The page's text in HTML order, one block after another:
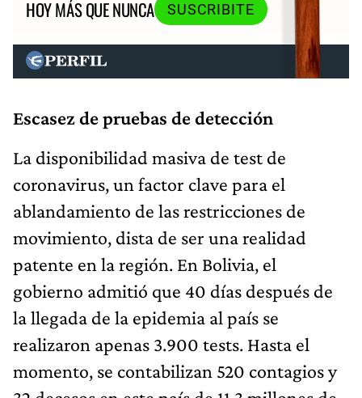
HOY MÁS QUE NUNCA
SUSCRIBITE
Escasez de pruebas de detección
La disponibilidad masiva de test de
coronavirus, un factor clave para el
ablandamiento de las restricciones de
movimiento, dista de ser una realidad
patente en la región. En Bolivia, el
gobierno admitió que 40 días después de
la llegada de la epidemia al país se
realizaron apenas 3.900 tests. Hasta el
momento, se contabilizan 520 contagios y